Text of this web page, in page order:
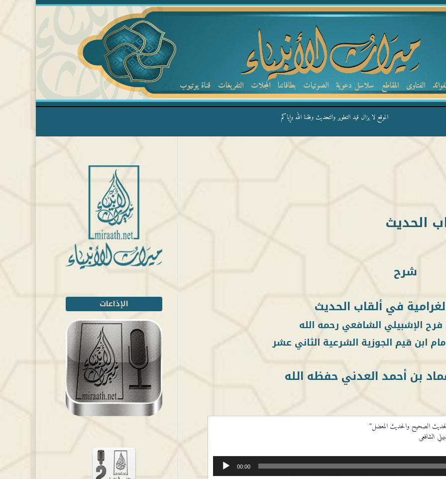
الفتاوى المقاطع سلاسل دعوية الصوتيات بطاقاتنا المجلات التفريغات قناة يوتيوب
الموقع لا يزال قيد التطوير والتحديث وفقنا الله وإياكم
الحديث
شرح
في ألقاب الحديث
فرح الإشبيلي الشافعي رحمه الله
ابن قيم الجوزية الشرعية الثاني عشر
بن أحمد العدني حفظه الله
الصحيح والحديث المعضل”
الشافعي
00:00
الإذاعات